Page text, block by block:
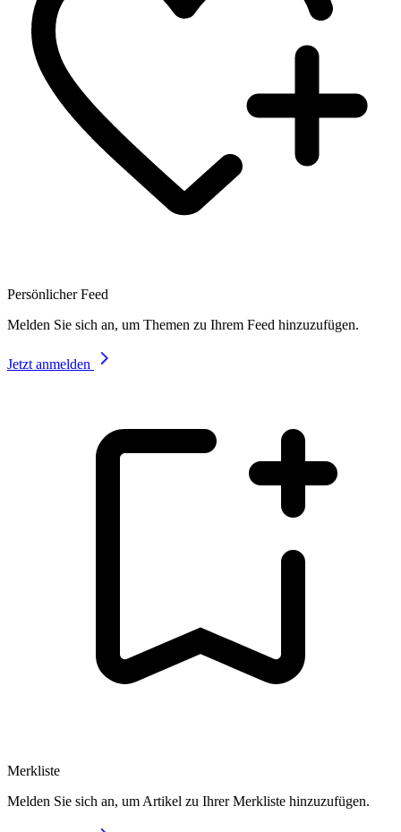
Persönlicher Feed
Melden Sie sich an, um Themen zu Ihrem Feed hinzuzufügen.
Jetzt anmelden
Merkliste
Melden Sie sich an, um Artikel zu Ihrer Merkliste hinzuzufügen.